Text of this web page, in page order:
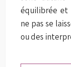
équilibrée et
ne pas se
ou des